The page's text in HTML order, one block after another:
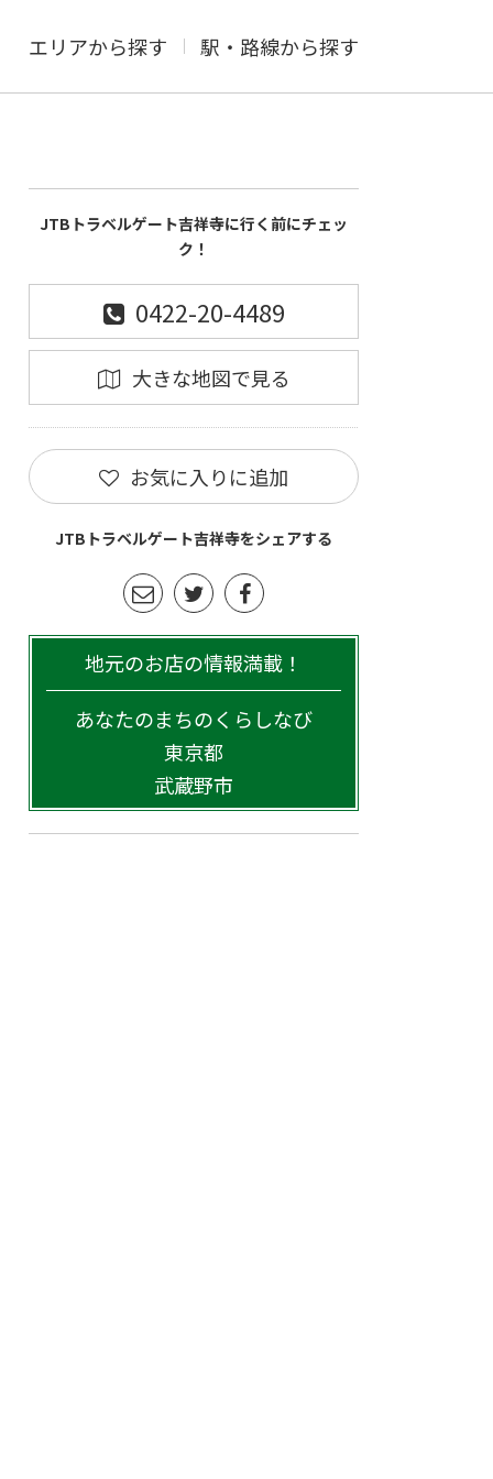
エリアから探す 駅・路線から探す
JTBトラベルゲート吉祥寺に行く前にチェッ
ク！
0422-20-4489
大きな地図で見る
お気に入りに追加
JTBトラベルゲート吉祥寺をシェアする
地元のお店の情報満載！
あなたのまちのくらしなび
東京都
武蔵野市